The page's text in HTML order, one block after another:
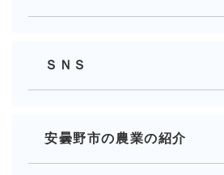
ＳＮＳ
安曇野市の農業の紹介